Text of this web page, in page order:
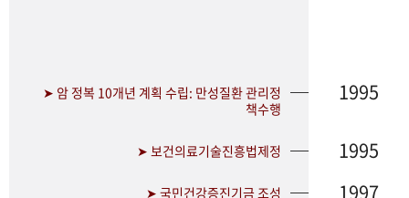
➤ 암 정복 10개년 계획 수립: 만성질환 관리정
책수행
1995
➤ 보건의료기술진흥법제정 1995
➤ 국민건강증진기금 조성 1997